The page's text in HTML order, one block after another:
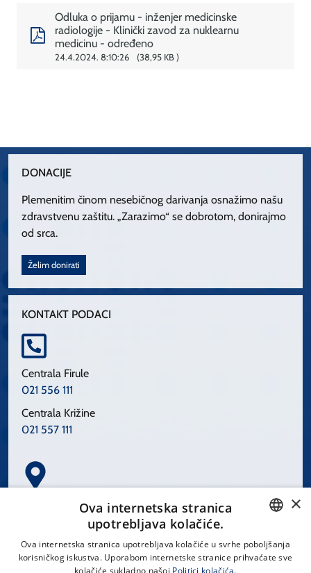
Odluka o prijamu - inženjer medicinske
radiologije - Klinički zavod za nuklearnu
medicinu - određeno
24.4.2024. 8:10:26 38,95 KB
DONACIJE
Plemenitim činom nesebičnog darivanja osnažimo našu
zdravstvenu zaštitu. „Zarazimo“ se dobrotom, donirajmo
od srca.
Želim donirati
KONTAKT PODACI
Centrala Firule
021 556 111
Centrala Križine
021 557 111
Spinčićeva 1, 21000 Split
CROATIAN
×
Ova internetska stranica
upotrebljava kolačiće.
Ova internetska stranica upotrebljava kolačiće u svrhe poboljšanja
korisničkog iskustva. Uporabom internetske stranice prihvaćate sve
kolačiće sukladno našoj Politici kolačića.